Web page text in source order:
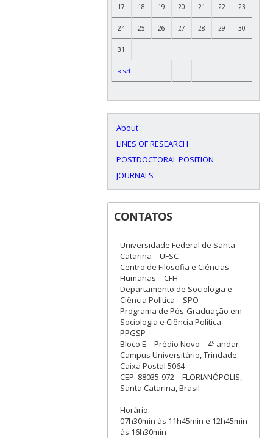
« set
17 18 19 20 21 22 23
24 25 26 27 28 29 30
31
About
LINES OF RESEARCH
POSTDOCTORAL POSITION
JOURNALS
CONTATOS
Universidade Federal de Santa
Catarina – UFSC
Centro de Filosofia e Ciências
Humanas – CFH
Departamento de Sociologia e
Ciência Política – SPO
Programa de Pós-Graduação em
Sociologia e Ciência Política –
PPGSP
Bloco E – Prédio Novo – 4º andar
Campus Universitário, Trindade –
Caixa Postal 5064
CEP: 88035-972 – FLORIANÓPOLIS,
Santa Catarina, Brasil
Horário:
07h30min às 11h45min e 12h45min
às 16h30min